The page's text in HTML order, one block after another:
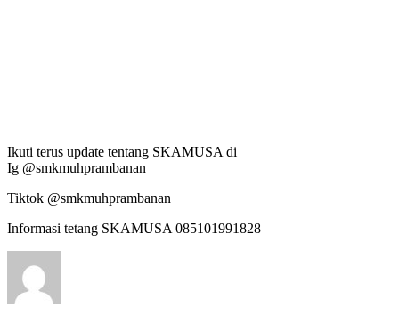
Ikuti terus update tentang SKAMUSA di
Ig @smkmuhprambanan
Tiktok @smkmuhprambanan
Informasi tetang SKAMUSA 085101991828